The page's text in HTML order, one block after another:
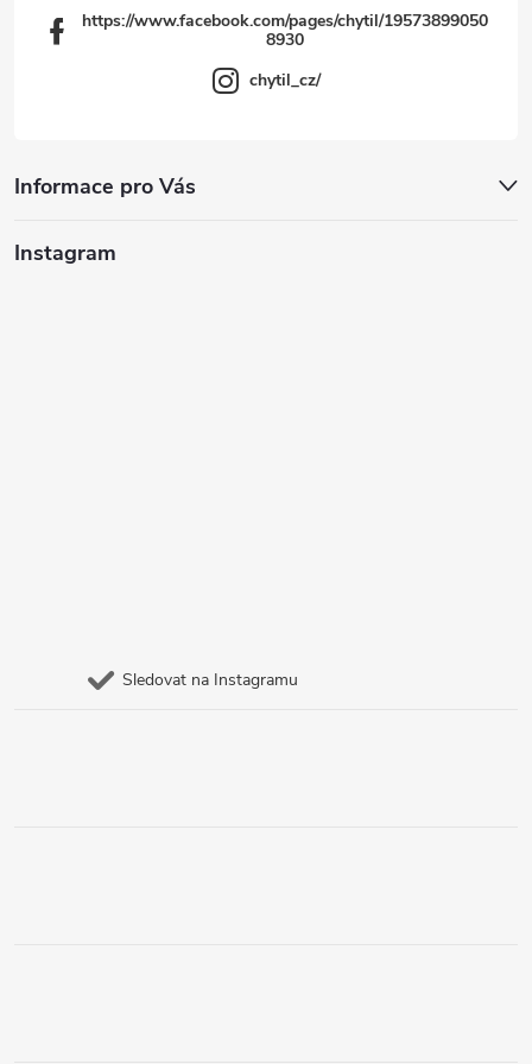
https://www.facebook.com/pages/chytil/19573899050
8930
chytil_cz/
Informace pro Vás
Instagram
Sledovat na Instagramu